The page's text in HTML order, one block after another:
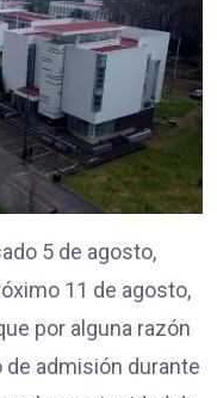
5 de agosto,
11 de agosto,
por alguna razón
admisión durante